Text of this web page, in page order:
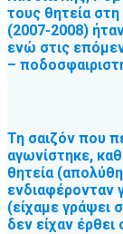
τους θητεία
(2007-2008)
ενώ στις
–
Τη σαιζόν που
αγωνίστηκε,
θητεία
ενδιαφέρονταν
(είχαμε γράψει
δεν είχαν